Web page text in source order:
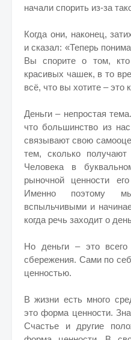
начали спорить из-за
Когда они, наконец,
и сказал: «Теперь
Вы спорите о том,
красивых чашек, в то
всё, что вы хотите – это
Деньги – непростая
что большинство из
связывают свою
тем, сколько
Человека в
рыночной ценности
Именно поэтому
вспыльчивыми и
когда речь заходит о
Но деньги – это
сбережения. Сами по
ценностью.
В жизни есть много
это форма ценности.
Счастье и другие